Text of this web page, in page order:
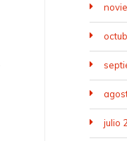
julio